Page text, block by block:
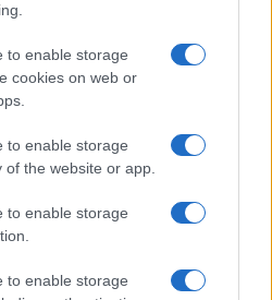
to enable storage
cookies on web or
to enable storage
the website or app.
to enable storage
to enable storage
Vuzenica - Območje Orlice
Ravne - Območje Podkraj
Vuzenica - Območje
nad Radljami, Suhi Vrh, Dobrava